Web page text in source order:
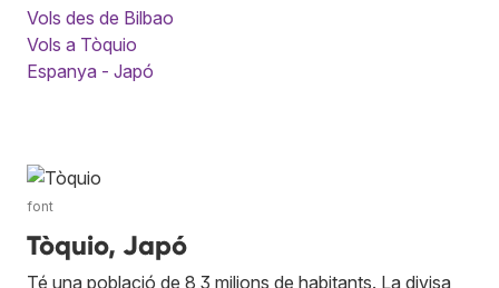
Vols des de Bilbao
Vols a Tòquio
Espanya - Japó
font
Tòquio, Japó
Té una població de 8,3 milions de habitants. La divisa